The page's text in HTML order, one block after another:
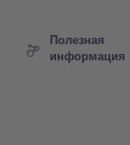
Полезная
информация